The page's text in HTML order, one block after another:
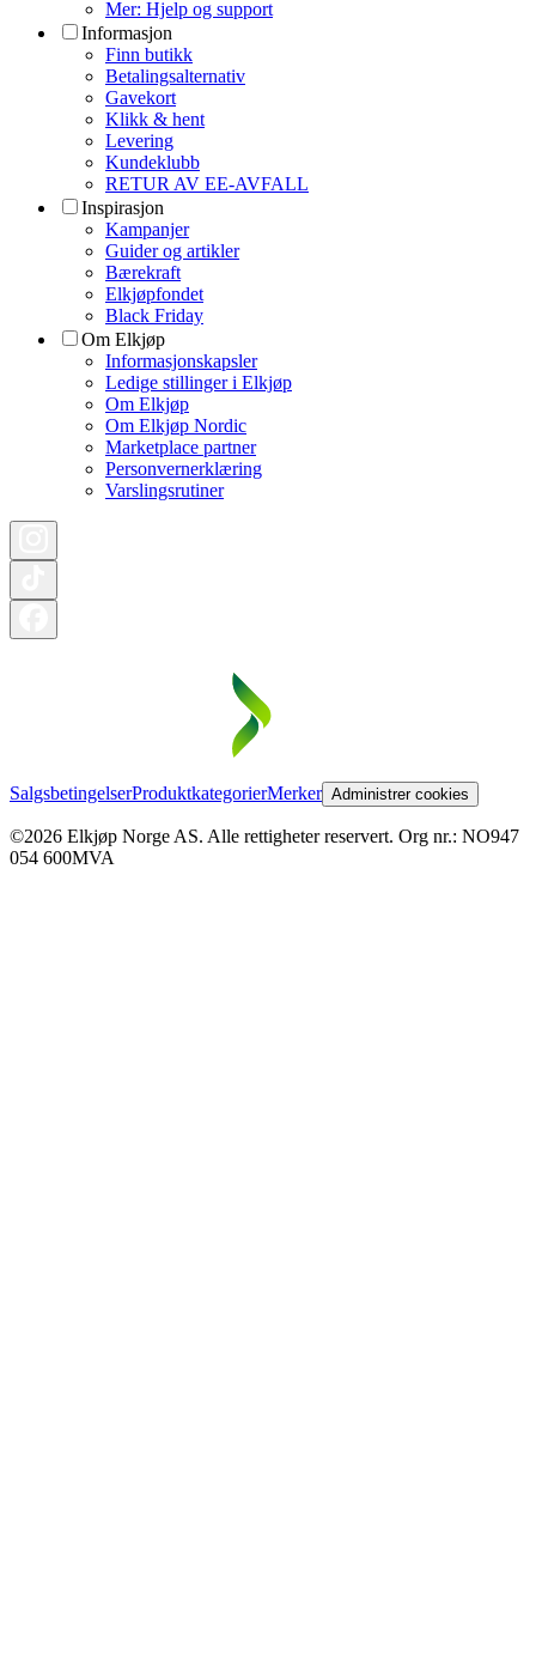
Mer: Hjelp og support
Informasjon
Finn butikk
Betalingsalternativ
Gavekort
Klikk & hent
Levering
Kundeklubb
RETUR AV EE-AVFALL
Inspirasjon
Kampanjer
Guider og artikler
Bærekraft
Elkjøpfondet
Black Friday
Om Elkjøp
Informasjonskapsler
Ledige stillinger i Elkjøp
Om Elkjøp
Om Elkjøp Nordic
Marketplace partner
Personvernerklæring
Varslingsrutiner
SalgsbetingelserProduktkategorierMerker Administrer cookies
©2026 Elkjøp Norge AS. Alle rettigheter reservert. Org nr.: NO947
054 600MVA